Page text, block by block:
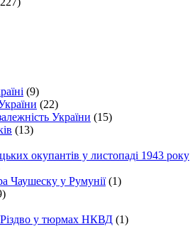
(9)
(22)
України (15)
(13)
окупантів у листопаді 1943 року
Чаушеску у Румунії(1)
Різдво у тюрмах НКВД (1)